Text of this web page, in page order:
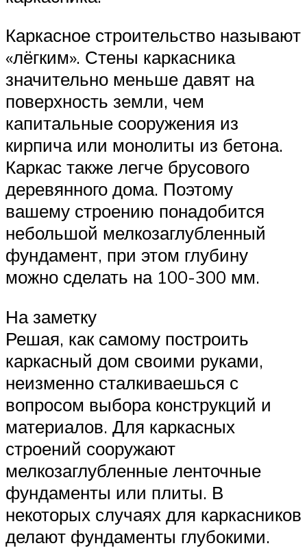
Каркасное строительство называют
«лёгким». Стены каркасника
значительно меньше давят на
поверхность земли, чем
капитальные сооружения из
кирпича или монолиты из бетона.
Каркас также легче брусового
деревянного дома. Поэтому
вашему строению понадобится
небольшой мелкозаглубленный
фундамент, при этом глубину
можно сделать на 100-300 мм.
На заметку
Решая, как самому построить
каркасный дом своими руками,
неизменно сталкиваешься с
вопросом выбора конструкций и
материалов. Для каркасных
строений сооружают
мелкозаглубленные ленточные
фундаменты или плиты. В
некоторых случаях для каркасников
делают фундаменты глубокими.